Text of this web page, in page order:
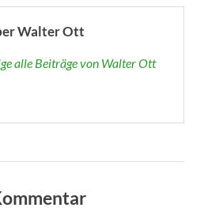
Walter Ott
alle Beiträge von Walter Ott